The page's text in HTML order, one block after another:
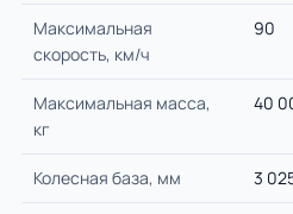
Максимальная
скорость, км/ч
90
Максимальная масса,
кг
40
Колесная база, мм 3